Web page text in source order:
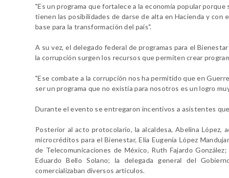
"Es un programa que fortalece a la economía popular
tienen las posibilidades de darse de alta en Hacienda y con
base para la transformación del país".
A su vez, el delegado federal de programas para el
la corrupción surgen los recursos que permiten crear
"Ese combate a la corrupción nos ha permitido que en
ser un programa que no existía para nosotros es un logro
Durante el evento se entregaron incentivos a asistentes
Posterior al acto protocolario, la alcaldesa, Abelina López,
microcréditos para el Bienestar, Elia Eugenia López
de Telecomunicaciones de México, Ruth Fajardo
Eduardo Bello Solano; la delegada general del
comercializaban diversos artículos.